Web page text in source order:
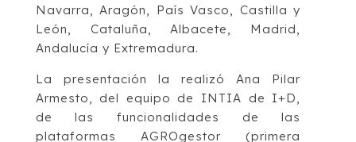
Navarra, Aragón, País Vasco, Castilla y
León, Cataluña, Albacete, Madrid,
Andalucía y Extremadura.
La presentación la realizó Ana Pilar
Armesto, del equipo de INTIA de I+D,
de las funcionalidades de las
plataformas AGROgestor (primera